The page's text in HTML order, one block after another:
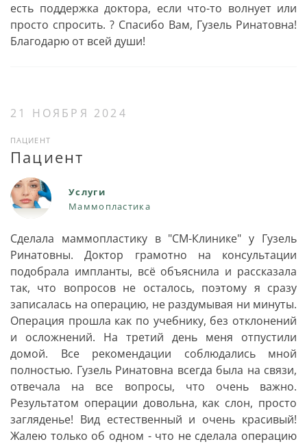
есть поддержка доктора, если что-то волнует или
просто спросить. ? Спасибо Вам, Гузель Ринатовна!
Благодарю от всей души!
21 НОЯБРЯ 2024
Услуги
Маммопластика
ПАЦИЕНТ
Пациент
Сделала маммопластику​ в "СМ-Клинике" у Гузель
Ринатовны. Доктор грамотно на консультации
подобрала импланты​, всё объяснила и рассказала
так, что вопросов не осталось, поэтому я сразу
записалась на операцию, не раздумывая ни минуты.
Операция прошла как по учебнику, без отклонений
и осложнений. На третий день меня отпустили
домой. Все рекомендации соблюдались мной
полностью. Гузель Ринатовна всегда была на связи,
отвечала на все вопросы, что очень важно.
Результатом операции довольна, как слон, просто
загляденье! Вид естественный и очень красивый!
Жалею только об одном - что не сделала операцию